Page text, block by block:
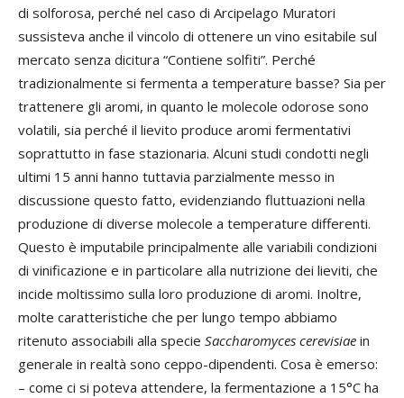
di solforosa, perché nel caso di Arcipelago Muratori
sussisteva anche il vincolo di ottenere un vino esitabile sul
mercato senza dicitura “Contiene solfiti”. Perché
tradizionalmente si fermenta a temperature basse? Sia per
trattenere gli aromi, in quanto le molecole odorose sono
volatili, sia perché il lievito produce aromi fermentativi
soprattutto in fase stazionaria. Alcuni studi condotti negli
ultimi 15 anni hanno tuttavia parzialmente messo in
discussione questo fatto, evidenziando fluttuazioni nella
produzione di diverse molecole a temperature differenti.
Questo è imputabile principalmente alle variabili condizioni
di vinificazione e in particolare alla nutrizione dei lieviti, che
incide moltissimo sulla loro produzione di aromi. Inoltre,
molte caratteristiche che per lungo tempo abbiamo
ritenuto associabili alla specie Saccharomyces cerevisiae in
generale in realtà sono ceppo-dipendenti. Cosa è emerso:
– come ci si poteva attendere, la fermentazione a 15°C ha